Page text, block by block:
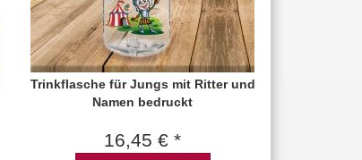
Trinkflasche für Jungs mit Ritter und
Namen bedruckt
16,45 € *